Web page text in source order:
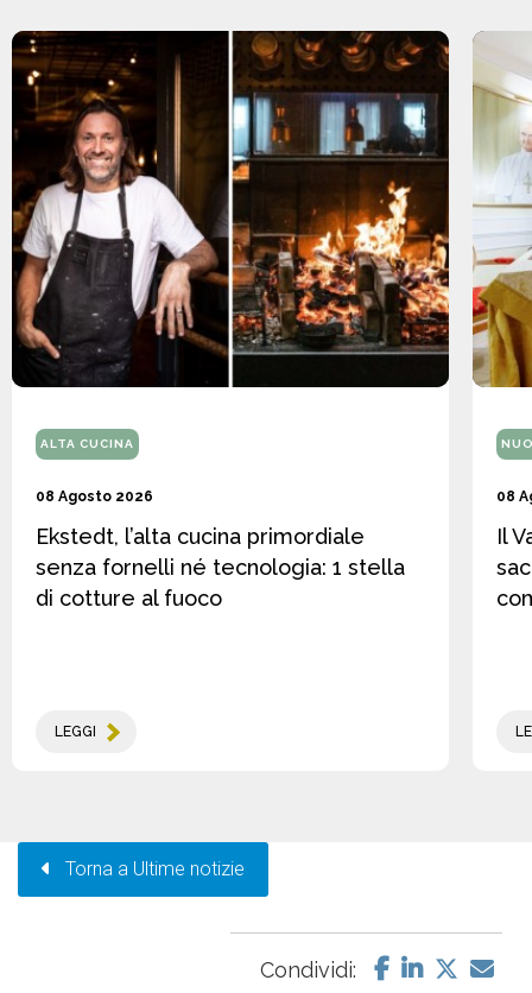
ALTA CUCINA
08 Agosto 2026
Ekstedt, l’alta cucina primordiale
senza fornelli né tecnologia: 1 stella
di cotture al fuoco
LEGGI
08
Il
Torna a Ultime notizie
Condividi: